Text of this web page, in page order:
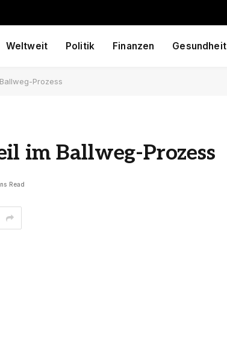
Weltweit Politik Finanzen Gesundheit
Prozess
im Ballweg-Prozess
Read